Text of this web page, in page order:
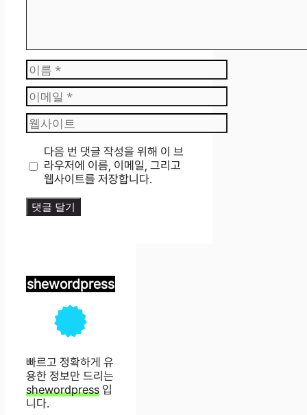
이
름
이
메
일
웹
사
트
다음 번 댓글 작성을 위해 이 브
라우저에 이름, 이메일, 그리고
웹사이트를 저장합니다.
shewordpress
빠르고 정확하게 유
용한 정보만 드리는
shewordpress 입
니다.